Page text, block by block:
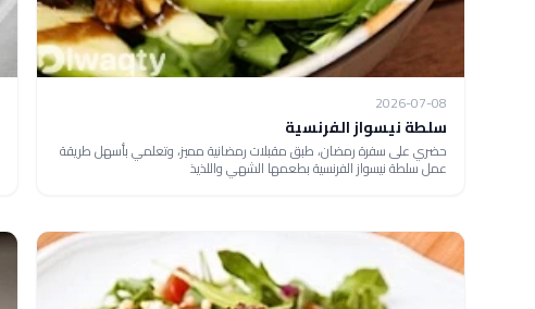
2026-07-08
سلطة نيسواز الفرنسية
حضري على سفرة رمضان، طبق مقبلات رمضانية مميز، وتعلمي بأسهل طريقة
عمل سلطة نيسواز الفرنسية بطعمها الشهي واللذيذ